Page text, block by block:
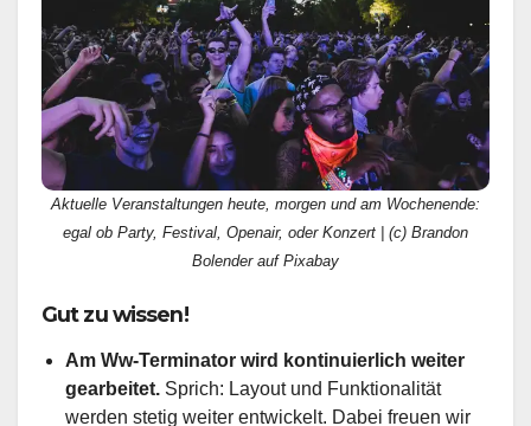
Aktuelle Veranstaltungen heute, morgen und am Wochenende:
egal ob Party, Festival, Openair, oder Konzert | (c) Brandon
Bolender auf Pixabay
Gut zu wissen!
Am Ww-Terminator wird kontinuierlich weiter
gearbeitet. Sprich: Layout und Funktionalität
werden stetig weiter entwickelt. Dabei freuen wir